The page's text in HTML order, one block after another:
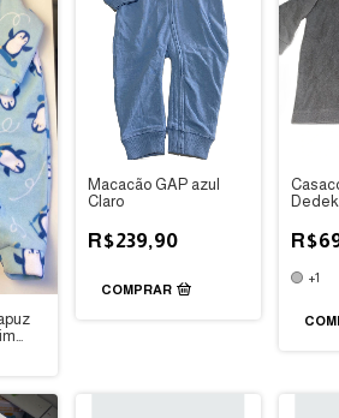
Macacão GAP azul
Claro
R$239,90
COMPRAR
+1